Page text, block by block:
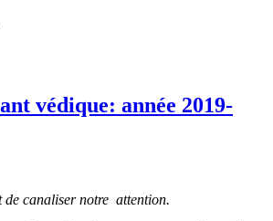
védique: année 2019-
de canaliser notre attention.